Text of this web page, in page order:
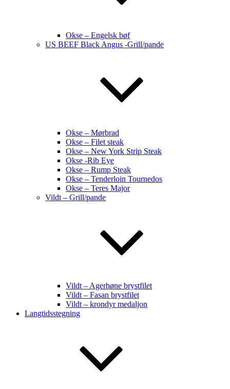
Okse – Engelsk bøf
US BEEF Black Angus -Grill/pande
Okse – Mørbrad
Okse – Filet steak
Okse – New York Strip Steak
Okse -Rib Eye
Okse – Rump Steak
Okse – Tenderloin Tournedos
Okse – Teres Major
Vildt – Grill/pande
Vildt – Agerhøne brystfilet
Vildt – Fasan brystfilet
Vildt – krondyr medaljon
Langtidsstegning